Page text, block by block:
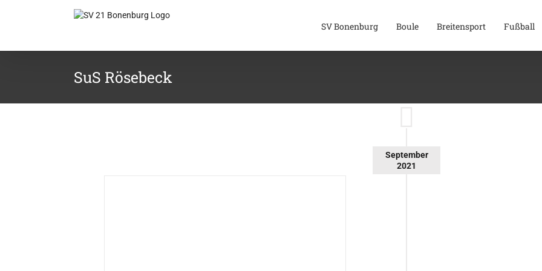
SV Bonenburg Boule Breitensport Fußball
SuS Rösebeck
September
2021